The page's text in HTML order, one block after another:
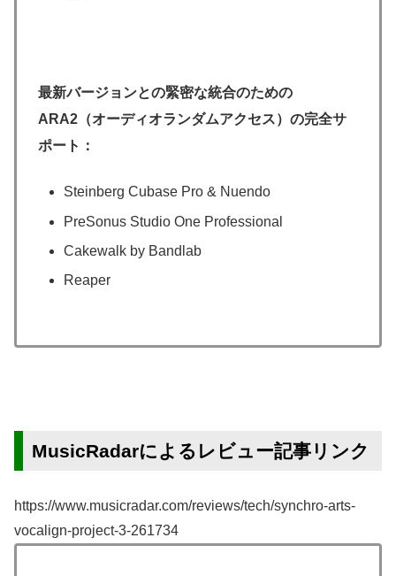
最新バージョンとの緊密な統合のための
ARA2（オーディオランダムアクセス）の完全サ
ポート：
Steinberg Cubase Pro & Nuendo
PreSonus Studio One Professional
Cakewalk by Bandlab
Reaper
MusicRadarによるレビュー記事リンク
https://www.musicradar.com/reviews/tech/synchro-arts-
vocalign-project-3-261734